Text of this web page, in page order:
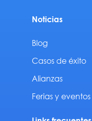
Noticias
Blog
Casos de éxito
Alianzas
Ferias y eventos